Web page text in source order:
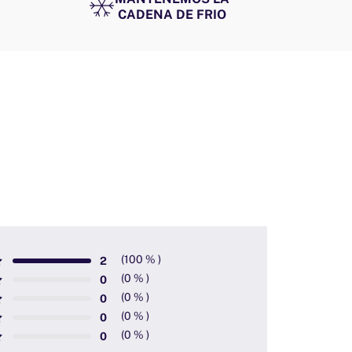
CADENA DE FRIO
2
0
0
0
0